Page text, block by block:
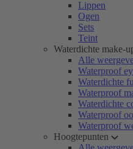
Lippen
Ogen
Sets
Teint
Waterdichte make-
Alle
Waterproof
Waterdichte
Waterproof
Waterdichte
Waterproof
Waterproof
Hoogtepunten